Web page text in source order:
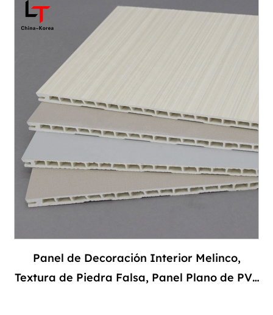
Panel de Decoración Interior Melinco,
Textura de Piedra Falsa, Panel Plano de PVC